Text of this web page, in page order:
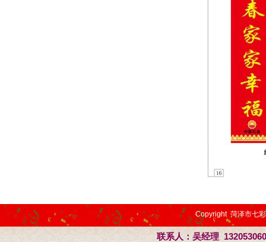
Copyright 菏泽市七
联系人：吴经理